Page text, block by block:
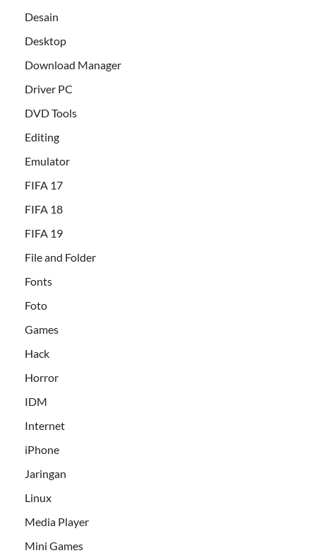
Desain
Desktop
Download Manager
Driver PC
DVD Tools
Editing
Emulator
FIFA 17
FIFA 18
FIFA 19
File and Folder
Fonts
Foto
Games
Hack
Horror
IDM
Internet
iPhone
Jaringan
Linux
Media Player
Mini Games